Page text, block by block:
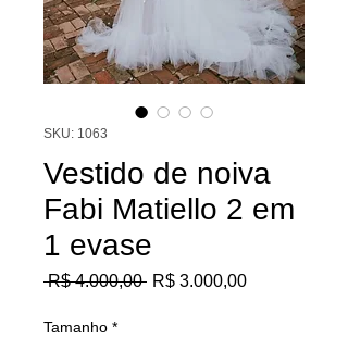
SKU: 1063
Vestido de noiva
Fabi Matiello 2 em
1 evase
R$ 4.000,00 Preço
R$ 3.000,00Preço
Tamanho *